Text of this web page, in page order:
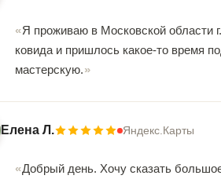
Я проживаю в Московской области
ковида и пришлось какое-то время
мастерскую.
Елена Л. Яндекс.Карты
Добрый день. Хочу сказать